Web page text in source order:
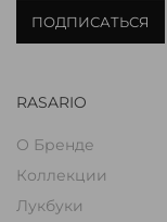
RASARIO
О Бренде
Коллекции
Лукбуки
ПОДПИСАТЬСЯ